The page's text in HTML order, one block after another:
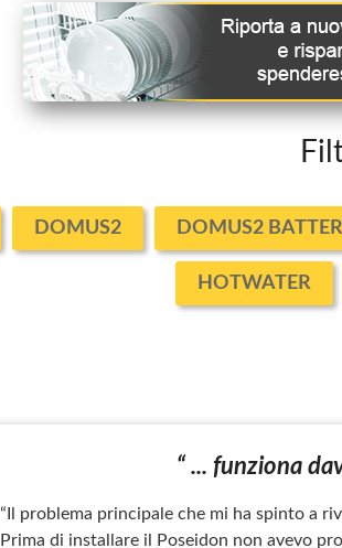
DOMUS2 DOMUS2
HOTWATER
“ ... funziona
“Il problema principale che mi ha spinto a
Prima di installare il Poseidon non avevo